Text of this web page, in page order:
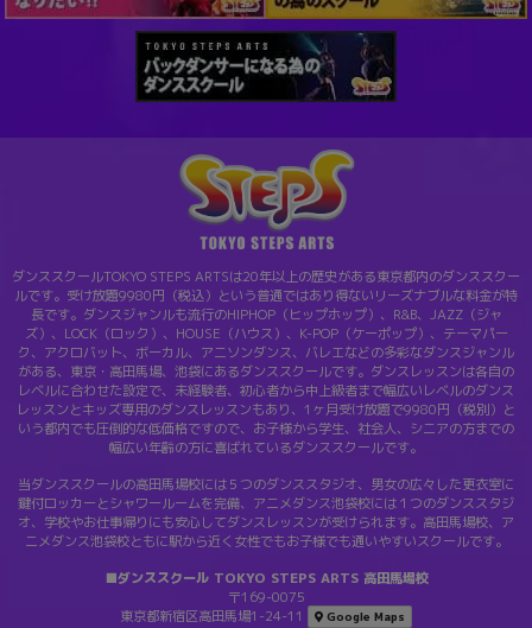
ダンススクールTOKYO STEPS ARTSは20年以上の歴史がある東京都内のダンススクー
ルです。受け放題9980円（税込）という普通ではあり得ないリーズナブルな料金が特
長です。ダンスジャンルも流行のHIPHOP（ヒップホップ）、R&B、JAZZ（ジャ
ズ）、LOCK（ロック）、HOUSE（ハウス）、K-POP（ケーポップ）、テーマパー
ク、アクロバット、ボーカル、アニソンダンス、バレエなどの多彩なダンスジャンル
がある、東京・高田馬場、池袋にあるダンススクールです。ダンスレッスンは各自の
レベルに合わせた設定で、未経験者、初心者から中上級者まで幅広いレベルのダンス
レッスンとキッズ専用のダンスレッスンもあり、1ヶ月受け放題で9980円（税別）と
いう都内でも圧倒的な低価格ですので、お子様から学生、社会人、シニアの方までの
幅広い年齢の方に喜ばれているダンススクールです。
当ダンススクールの高田馬場校には５つのダンススタジオ、男女の広々した更衣室に
鍵付ロッカーとシャワールームを完備、アニメダンス池袋校には１つのダンススタジ
オ、学校やお仕事帰りにも安心してダンスレッスンが受けられます。高田馬場校、ア
ニメダンス池袋校ともに駅から近く女性でもお子様でも通いやすいスクールです。
■ダンススクール TOKYO STEPS ARTS 高田馬場校
〒169-0075
東京都新宿区高田馬場1-24-11
Google Maps